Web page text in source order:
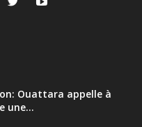
Ouattara appelle à
une...